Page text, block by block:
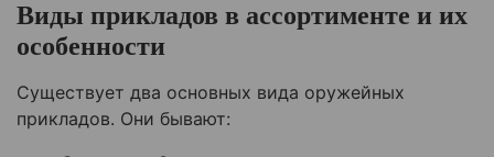
Виды прикладов в ассортименте и их
особенности
Существует два основных вида оружейных
прикладов. Они бывают: